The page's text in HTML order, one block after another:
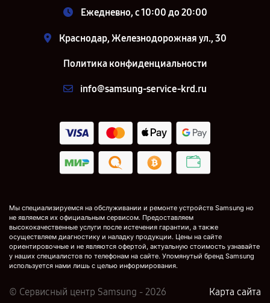
Ежедневно, с 10:00 до 20:00
Краснодар, Железнодорожная ул., 30
Политика конфиденциальности
info@samsung-service-krd.ru
Мы специализируемся на обслуживании и ремонте устройств Samsung но
не являемся их официальным сервисом. Предоставляем
высококачественные услуги после истечения гарантии, а также
осуществляем диагностику и наладку продукции. Цены на сайте
ориентировочные и не являются офертой, актуальную стоимость узнавайте
у наших специалистов по телефонам на сайте. Упомянутый бренд Samsung
используется нами лишь с целью информирования.
© Сервисный центр Samsung - 2026 Карта сайта